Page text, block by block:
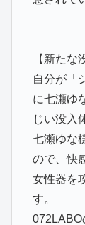
【新たな
自分が「
に七瀬ゆ
じい没入
七瀬ゆな
ので、快
女性器を
す。
072LABO